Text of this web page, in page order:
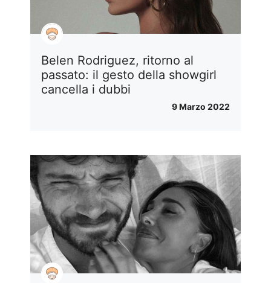
Belen Rodriguez, ritorno al
passato: il gesto della showgirl
cancella i dubbi
9 Marzo 2022